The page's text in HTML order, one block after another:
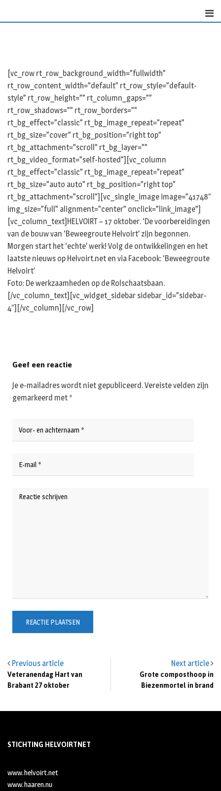
[vc_row rt_row_background_width=”fullwidth”
rt_row_content_width=”default” rt_row_style=”default-
style” rt_row_height=”” rt_column_gaps=””
rt_row_shadows=”” rt_row_borders=””
rt_bg_effect=”classic” rt_bg_image_repeat=”repeat”
rt_bg_size=”cover” rt_bg_position=”right top”
rt_bg_attachment=”scroll” rt_bg_layer=””
rt_bg_video_format=”self-hosted”][vc_column
rt_bg_effect=”classic” rt_bg_image_repeat=”repeat”
rt_bg_size=”auto auto” rt_bg_position=”right top”
rt_bg_attachment=”scroll”][vc_single_image image=”41748″
img_size=”full” alignment=”center” onclick=”link_image”]
[vc_column_text]HELVOIRT – 17 oktober. ‘De voorbereidingen
van de bouw van ‘Beweegroute Helvoirt’ zijn begonnen.
Morgen start het ‘echte’ werk! Volg de ontwikkelingen en het
laatste nieuws op Helvoirt.net en via Facebook: ‘Beweegroute
Helvoirt’
Foto: De werkzaamheden op de Rolschaatsbaan.
[/vc_column_text][vc_widget_sidebar sidebar_id=”sidebar-
4″][/vc_column][/vc_row]
Previous article
Veteranendag Hart van
Brabant 27 oktober
Next article
Grote composthoop in
Biezenmortel in brand
Geef een reactie
Je e-mailadres wordt niet gepubliceerd.Vereiste velden zijn
gemarkeerd met *
STICHTING HELVOIRTNET
www.helvoirt.net
www.haaren.nu